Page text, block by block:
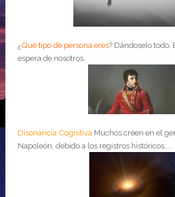
¿Qué tipo de persona eres? Dándoselo todo.
espera de nosotros.
Disonancia Cognitiva Muchos creen en el
Napoleón, debido a los registros históricos....